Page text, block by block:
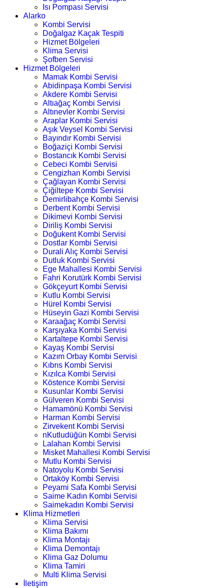
Isı Pompası Servisi
Alarko
Kombi Servisi
Doğalgaz Kaçak Tespiti
Hizmet Bölgeleri
Klima Servisi
Şofben Servisi
Hizmet Bölgeleri
Mamak Kombi Servisi
Abidinpaşa Kombi Servisi
Akdere Kombi Servisi
Altıağaç Kombi Servisi
Altınevler Kombi Servisi
Araplar Kombi Servisi
Aşık Veysel Kombi Servisi
Bayındır Kombi Servisi
Boğaziçi Kombi Servisi
Bostancık Kombi Servisi
Cebeci Kombi Servisi
Cengizhan Kombi Servisi
Çağlayan Kombi Servisi
Çiğiltepe Kombi Servisi
Demirlibahçe Kombi Servisi
Derbent Kombi Servisi
Dikimevi Kombi Servisi
Diriliş Kombi Servisi
Doğukent Kombi Servisi
Dostlar Kombi Servisi
Durali Alıç Kombi Servisi
Dutluk Kombi Servisi
Ege Mahallesi Kombi Servisi
Fahri Korutürk Kombi Servisi
Gökçeyurt Kombi Servisi
Kutlu Kombi Servisi
Hürel Kombi Servisi
Hüseyin Gazi Kombi Servisi
Karaağaç Kombi Servisi
Karşıyaka Kombi Servisi
Kartaltepe Kombi Servisi
Kayaş Kombi Servisi
Kazım Orbay Kombi Servisi
Kıbrıs Kombi Servisi
Kızılca Kombi Servisi
Köstence Kombi Servisi
Kusunlar Kombi Servisi
Gülveren Kombi Servisi
Hamamönü Kombi Servisi
Harman Kombi Servisi
Zirvekent Kombi Servisi
nKutludüğün Kombi Servisi
Lalahan Kombi Servisi
Misket Mahallesi Kombi Servisi
Mutlu Kombi Servisi
Natoyolu Kombi Servisi
Ortaköy Kombi Servisi
Peyami Safa Kombi Servisi
Saime Kadın Kombi Servisi
Saimekadın Kombi Servisi
Klima Hizmetleri
Klima Servisi
Klima Bakımı
Klima Montajı
Klima Demontajı
Klima Gaz Dolumu
Klima Tamiri
Multi Klima Servisi
İletişim